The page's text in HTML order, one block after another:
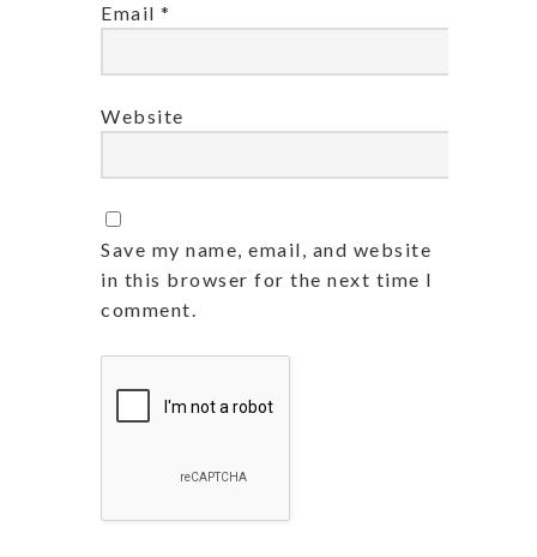
Email *
Website
Save my name, email, and website
in this browser for the next time I
comment.